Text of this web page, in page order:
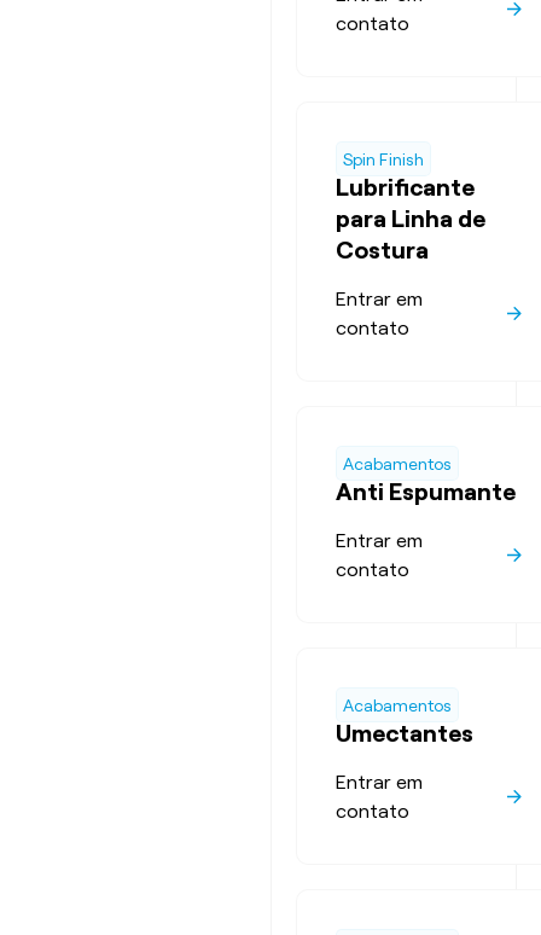
contato
Spin Finish
Lubrificante
para Linha de
Costura
Entrar em
contato
Acabamentos
Anti Espumante
Entrar em
contato
Acabamentos
Umectantes
Entrar em
contato